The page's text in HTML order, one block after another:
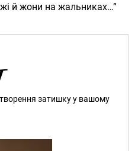
й жони на жальниках…”
затишку у вашому